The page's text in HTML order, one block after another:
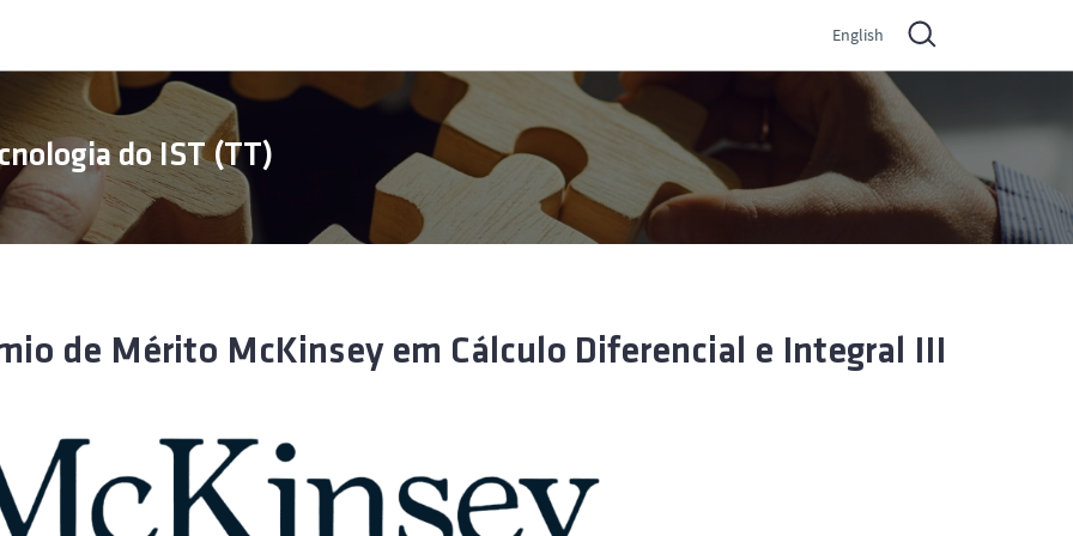
English
do IST (TT)
de Mérito McKinsey em Cálculo Diferencial e Integral III